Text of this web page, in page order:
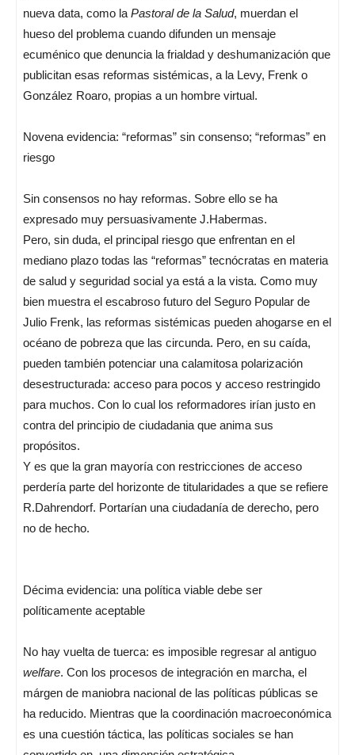
nueva data, como la Pastoral de la Salud, muerdan el
hueso del problema cuando difunden un mensaje
ecuménico que denuncia la frialdad y deshumanización que
publicitan esas reformas sistémicas, a la Levy, Frenk o
González Roaro, propias a un hombre virtual.
Novena evidencia: “reformas” sin consenso; “reformas” en
riesgo
Sin consensos no hay reformas. Sobre ello se ha
expresado muy persuasivamente J.Habermas.
Pero, sin duda, el principal riesgo que enfrentan en el
mediano plazo todas las “reformas” tecnócratas en materia
de salud y seguridad social ya está a la vista. Como muy
bien muestra el escabroso futuro del Seguro Popular de
Julio Frenk, las reformas sistémicas pueden ahogarse en el
océano de pobreza que las circunda. Pero, en su caída,
pueden también potenciar una calamitosa polarización
desestructurada: acceso para pocos y acceso restringido
para muchos. Con lo cual los reformadores irían justo en
contra del principio de ciudadania que anima sus
propósitos.
Y es que la gran mayoría con restricciones de acceso
perdería parte del horizonte de titularidades a que se refiere
R.Dahrendorf. Portarían una ciudadanía de derecho, pero
no de hecho.
Décima evidencia: una política viable debe ser
políticamente aceptable
No hay vuelta de tuerca: es imposible regresar al antiguo
welfare. Con los procesos de integración en marcha, el
márgen de maniobra nacional de las políticas públicas se
ha reducido. Mientras que la coordinación macroeconómica
es una cuestión táctica, las políticas sociales se han